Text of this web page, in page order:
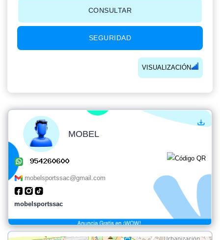
CONSULTAR
SEGURIDAD
VISUALIZACIÓN
MOBEL
mobelsportssac@gmail.com
mobelsportssac